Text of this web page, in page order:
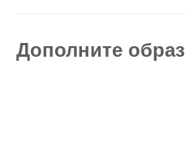
Дополните образ